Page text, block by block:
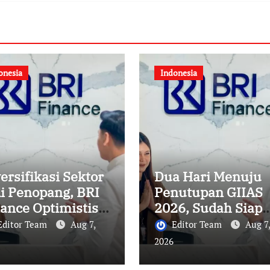
Sektor
Penopang, BRI
Optimistis
Alat
Berlanjut
Team
Aug 7,
Indonesia
Dua Hari Menuju
Penutupan GIIAS
2026, Sudah Siap
Wujudkan Mobil
Impian Bersama
Editor Team
Aug 7,
2026